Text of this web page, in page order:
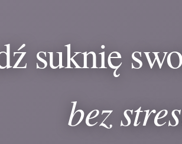
suknię
bez